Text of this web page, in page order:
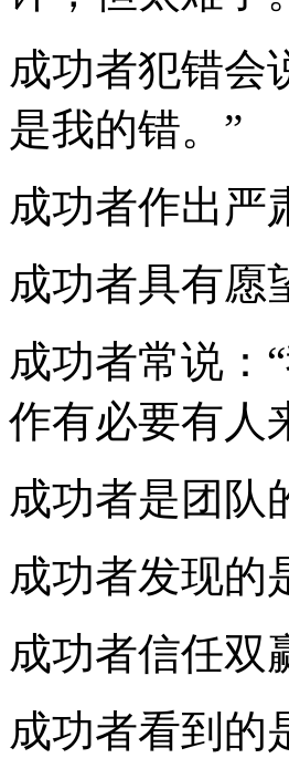
成功者犯错会
是我的错。”
成功者作出严
成功者具有愿
成功者常说：
作有必要有人
成功者是团队
成功者发现的
成功者信任双
成功者看到的